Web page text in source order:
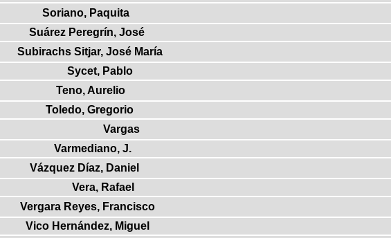
Soriano, Paquita
Suárez Peregrín, José
Subirachs Sitjar, José María
Sycet, Pablo
Teno, Aurelio
Toledo, Gregorio
Vargas
Varmediano, J.
Vázquez Díaz, Daniel
Vera, Rafael
Vergara Reyes, Francisco
Vico Hernández, Miguel